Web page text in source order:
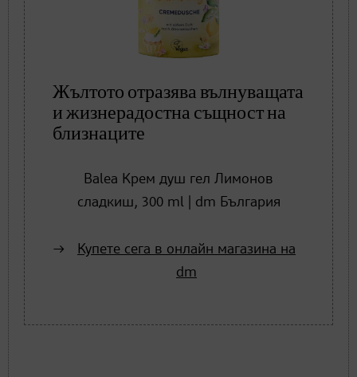
Жълтото отразява вълнуващата
и жизнерадостна същност на
близнаците
Balea Крем душ гел Лимонов
сладкиш, 300 ml | dm България
Купете сега в онлайн магазина на
dm